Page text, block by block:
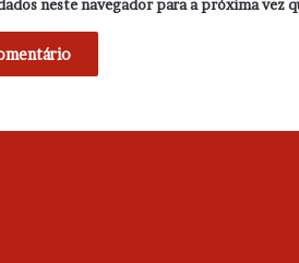
neste navegador para a próxima vez